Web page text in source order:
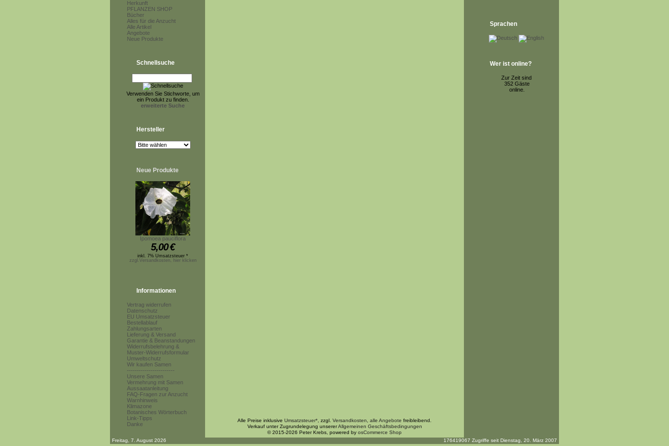
Herkunft
PFLANZEN SHOP
Bücher
Alles für die Anzucht
Alle Artikel
Angebote
Neue Produkte
Schnellsuche
Verwenden Sie Stichworte, um
ein Produkt zu finden.
erweiterte Suche
Hersteller
Neue Produkte
Ipomoea pauciflora
5,00€
inkl. 7% Umsatzsteuer *
zzgl.Versandkosten, hier klicken
Informationen
Vertrag widerrufen
Datenschutz
EU Umsatzsteuer
Bestellablauf
Zahlungsarten
Lieferung & Versand
Garantie & Beanstandungen
Widerrufsbelehrung &
Muster-Widerrufsformular
Umweltschutz
Wir kaufen Samen
------------------------
Unsere Samen
Vermehrung mit Samen
Aussaatanleitung
FAQ-Fragen zur Anzucht
Warnhinweis
Klimazone
Botanisches Wörterbuch
Link-Tipps
Danke
Sprachen
Wer ist online?
Zur Zeit sind
352 Gäste
online.
Alle Preise inklusive Umsatzsteuer* , zzgl. Versandkosten alle Angebote freibleibend.
Verkauf unter Zugrundelegung unsererAllgemeinen Geschäftsbedingungen
© 2015-2026 Peter Krebs, powered by osCommerce Shop
Freitag, 7. August 2026
176419067 Zugriffe seit Dienstag, 20. März 2007